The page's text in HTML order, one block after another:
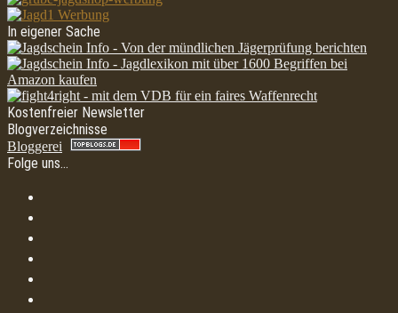
In eigener Sache
Kostenfreier Newsletter
Blogverzeichnisse
Bloggerei
Folge uns…